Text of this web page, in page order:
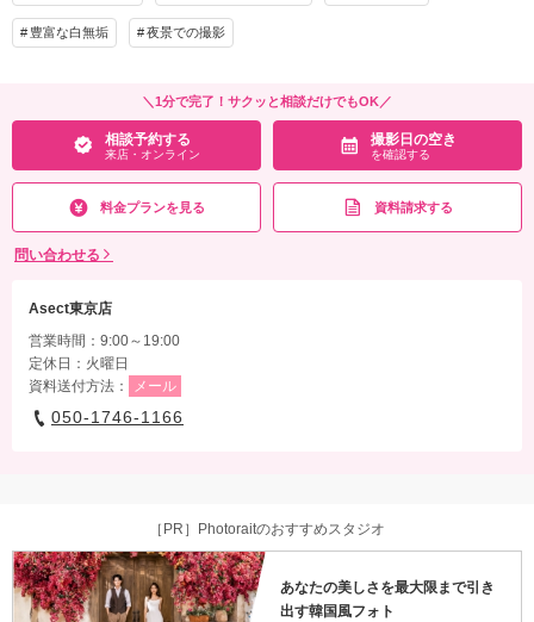
納品・明るさや色味のレタッチで丁寧に仕上げます）・衣装レンタル（襦袢・掛下・
相談予約する 撮影日の空き
着付け
アルバム データ 300カット
その他含むもの
寧に仕上げます）・和装衣装レンタル（襦袢・掛下・帯・筥迫・懐剣・草履・雪
駄）・小物一式（ブーケ・ブートニア・和傘・扇子・ヘッドドレス・造花の髪飾り）
豊富な白無垢 夜景での撮影
＼1分で完了！サクッと相談だけでもOK／
相談予約する
来店・オンライン
撮影日の空き
を確認する
料金プランを見る 資料請求する
問い合わせる
Asect東京店
営業時間：9:00～19:00
定休日：火曜日
資料送付方法：
メール
050-1746-1166
［PR］Photoraitのおすすめスタジオ
あなたの美しさを最大限まで引き
出す韓国風フォト